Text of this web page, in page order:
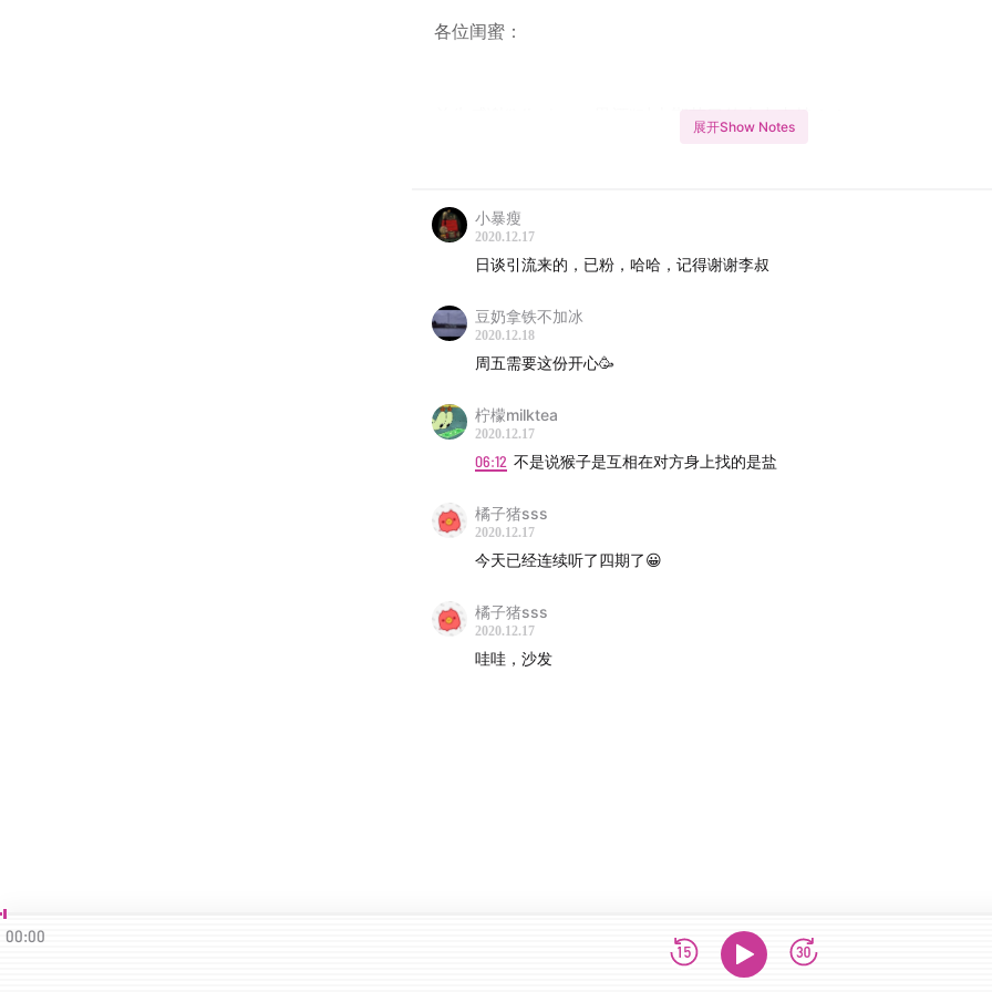
各位闺蜜：
首先感谢“Missberry果酒”对本期节目的大力支持！！
是谁香谁知道！
不过，开心这个议题是值得我们探寻一生的，现在越来越多的人开始关
症，开始发觉身边的人没有办法从不良情绪里面拔出来。我们在正视这
题和身边人的情感问题的同时，我个人建议大家防患于未然，能够从自
把情绪健康放在心上，时不时给自己找点儿乐子。哪怕看起来是很愚蠢
哪怕只是在家里脱光了跳舞，只要能够开心，都是挺值得的。
毕竟俗话说的好，子曾经曰过，人嘛，最重要的就是开心，毕竟没有梦
无虑也没有什么分别！
这一期节目，两位主播借着年终这个令人有些怅然若失的时间节点，分
让自己开心的各类方法，然后又一次身体力行的吐槽了老吴的“无知”和“
展开Show Notes
小暴瘦
2020.12.17
日谈引流来的，已粉，哈哈，记得谢谢李叔
豆奶拿铁不加冰
2020.12.18
周五需要这份开心🥳
柠檬milktea
2020.12.17
06:12 不是说猴子是互相在对方身上找的是盐
橘子猪sss
2020.12.17
今天已经连续听了四期了😀
橘子猪sss
2020.12.17
哇哇，沙发
00:00